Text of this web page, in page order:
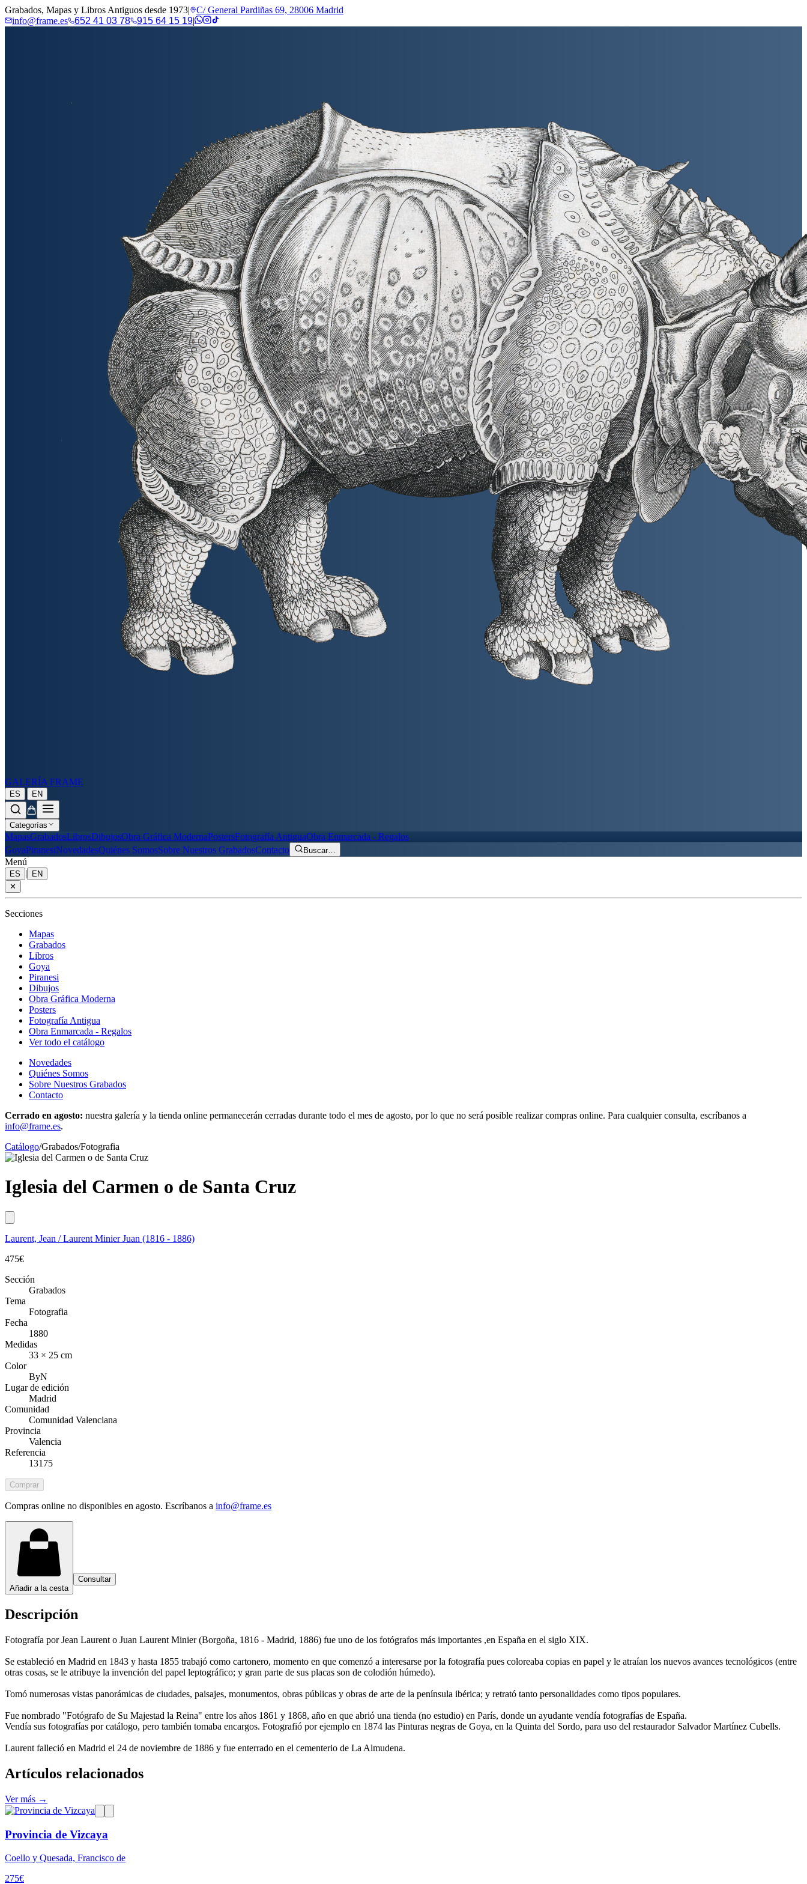
Grabados, Mapas y Libros Antiguos desde 1973|
C/ General Pardiñas 69, 28006 Madrid
info@frame.es
652 41 03 78 915 64 15 19|
GALERÍA FRAME
ES | EN
Categorías
MapasGrabadosLibrosDibujosObra Gráfica ModernaPostersFotografía AntiguaObra Enmarcada - Regalos
GoyaPiranesiNovedadesQuiénes SomosSobre Nuestros GrabadosContacto Buscar…
Menú
ES |
EN
✕
Secciones
Mapas
Grabados
Libros
Goya
Piranesi
Dibujos
Obra Gráfica Moderna
Posters
Fotografía Antigua
Obra Enmarcada - Regalos
Ver todo el catálogo
Novedades
Quiénes Somos
Sobre Nuestros Grabados
Contacto
Cerrado en agosto: nuestra galería y la tienda online permanecerán cerradas durante todo el mes de agosto, por lo que no será posible realizar compras online. Para cualquier consulta, escríbanos a
info@frame.es.
Catálogo/Grabados/Fotografia
Iglesia del Carmen o de Santa Cruz
Laurent, Jean / Laurent Minier Juan (1816 - 1886)
475€
Sección
Grabados
Tema
Fotografia
Fecha
1880
Medidas
33 × 25 cm
Color
ByN
Lugar de edición
Madrid
Comunidad
Comunidad Valenciana
Provincia
Valencia
Referencia
13175
Comprar
Compras online no disponibles en agosto. Escríbanos a info@frame.es
Añadir a la cesta
Consultar
Descripción
Fotografía por Jean Laurent o Juan Laurent Minier (Borgoña, 1816 - Madrid, 1886) fue uno de los fotógrafos más importantes ,en España en el siglo XIX.
Se estableció en Madrid en 1843 y hasta 1855 trabajó como cartonero, momento en que comenzó a interesarse por la fotografía pues coloreaba copias en papel y le atraían los nuevos avances tecnológicos (entre
otras cosas, se le atribuye la invención del papel leptográfico; y gran parte de sus placas son de colodión húmedo).
Tomó numerosas vistas panorámicas de ciudades, paisajes, monumentos, obras públicas y obras de arte de la península ibérica; y retrató tanto personalidades como tipos populares.
Fue nombrado "Fotógrafo de Su Majestad la Reina" entre los años 1861 y 1868, año en que abrió una tienda (no estudio) en París, donde un ayudante vendía fotografías de España.
Vendía sus fotografías por catálogo, pero también tomaba encargos. Fotografió por ejemplo en 1874 las Pinturas negras de Goya, en la Quinta del Sordo, para uso del restaurador Salvador Martínez Cubells.
Laurent falleció en Madrid el 24 de noviembre de 1886 y fue enterrado en el cementerio de La Almudena.
Artículos relacionados
Ver más →
Provincia de Vizcaya
Coello y Quesada, Francisco de
275€